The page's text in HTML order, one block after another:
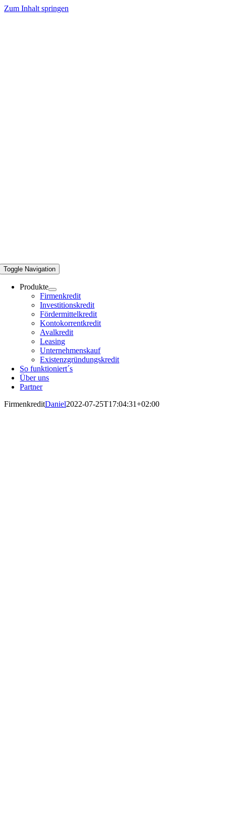
Zum Inhalt springen
Toggle Navigation
Produkte
Firmenkredit
Investitionskredit
Fördermittelkredit
Kontokorrentkredit
Avalkredit
Leasing
Unternehmenskauf
Existenzgründungskredit
So funktioniert´s
Über uns
Partner
FirmenkreditDaniel2022-07-25T17:04:31+02:00